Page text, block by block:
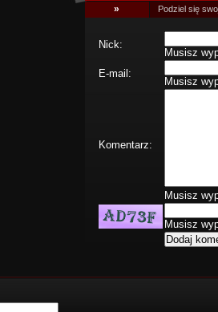
» Podziel się
Nick:
Musisz
E-mail:
Musisz
Komentarz:
Musisz
Musisz